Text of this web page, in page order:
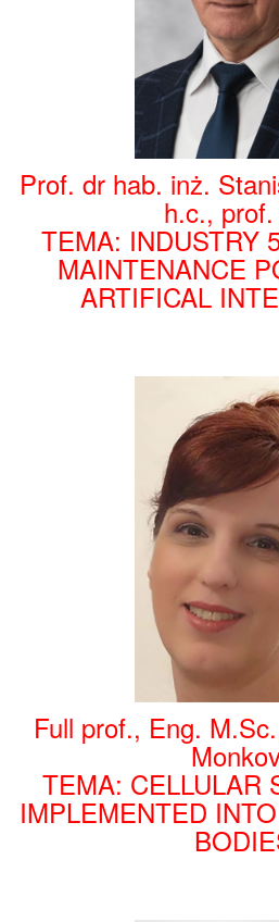
Prof. dr hab. inż.
h.c.,
TEMA: INDUSTRY
MAINTENANCE
ARTIFICAL
Full prof., Eng.
TEMA: CELLULAR
IMPLEMENTED